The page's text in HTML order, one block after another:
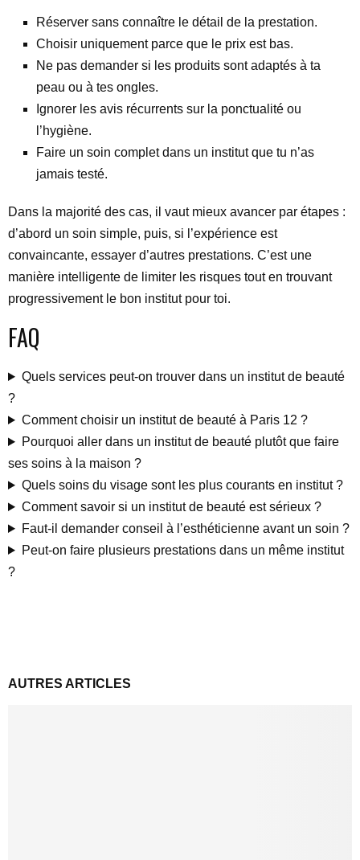
Réserver sans connaître le détail de la prestation.
Choisir uniquement parce que le prix est bas.
Ne pas demander si les produits sont adaptés à ta
peau ou à tes ongles.
Ignorer les avis récurrents sur la ponctualité ou
l’hygiène.
Faire un soin complet dans un institut que tu n’as
jamais testé.
Dans la majorité des cas, il vaut mieux avancer par étapes :
d’abord un soin simple, puis, si l’expérience est
convaincante, essayer d’autres prestations. C’est une
manière intelligente de limiter les risques tout en trouvant
progressivement le bon institut pour toi.
FAQ
Quels services peut-on trouver dans un institut de beauté
?
Comment choisir un institut de beauté à Paris 12 ?
Pourquoi aller dans un institut de beauté plutôt que faire
ses soins à la maison ?
Quels soins du visage sont les plus courants en institut ?
Comment savoir si un institut de beauté est sérieux ?
Faut-il demander conseil à l’esthéticienne avant un soin ?
Peut-on faire plusieurs prestations dans un même institut
?
AUTRES ARTICLES